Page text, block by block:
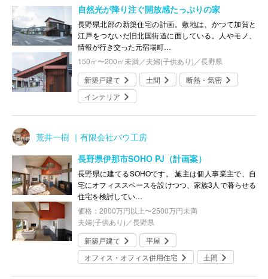
自然光が降り注ぐ開放感たっぷりの家
長野県北部の新築住宅の計画。敷地は、かつて加賀と
江戸をつないだ旧北国街道に面している。人やモノ、
情報が行き交った元宿場町…
150㎡〜200㎡未満／夫婦(子供あり)／長野県
新築戸建て
土間
断熱・気密
インテリア
荒井一樹 ｜有限会社バウ工房
長野県伊那市SOHO PJ（計画案）
長野県に建てるSOHOです。 施主は個人事業主で、自
宅にオフィススペースを設けつつ、家族3人で暮らせる
住宅を検討してい…
価格：2000万円以上〜2500万円未満
夫婦(子供あり)／長野県
新築戸建て
平屋
オフィス・オフィス併用住宅
土間